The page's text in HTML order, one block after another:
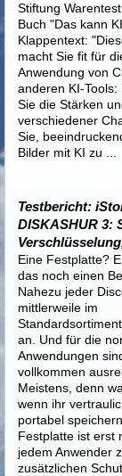
Stiftung
Buch "Das kann
Klappentext:
macht Sie fit für
Anwendung von
anderen KI-Tools:
Sie die Stärken
verschiedener
Sie,
Bilder mit KI zu ...
Testbericht:
DISKASHUR 3:
Eine Festplatte?
das noch einen
Nahezu jeder
mittlerweile im
an. Und für die
Anwendungen
vollkommen
Meistens, denn
wenn ihr
portabel
Festplatte ist erst
jedem Anwender
zusätzlichen